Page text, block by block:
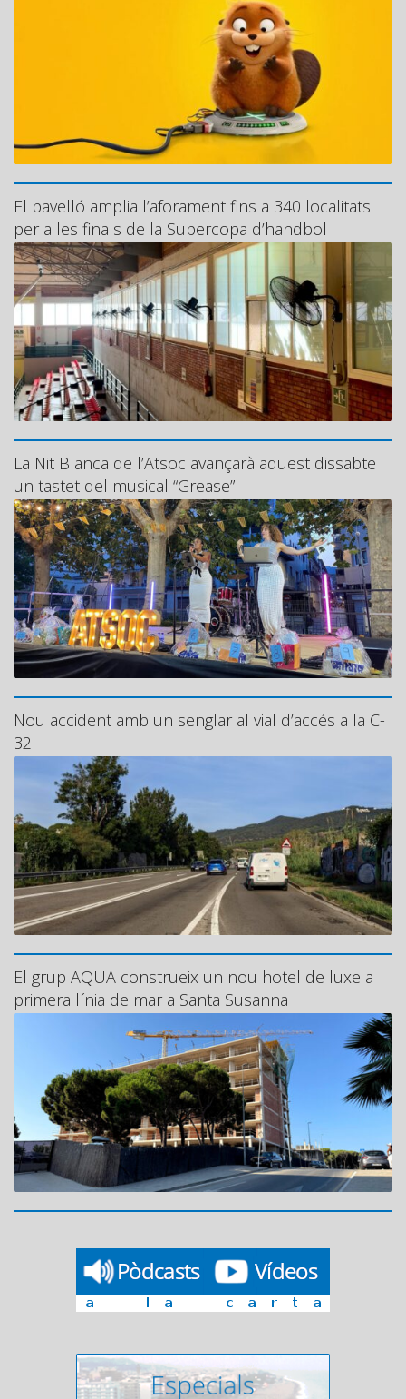
El pavelló amplia l’aforament fins a 340 localitats
per a les finals de la Supercopa d’handbol
La Nit Blanca de l’Atsoc avançarà aquest dissabte
un tastet del musical “Grease”
Nou accident amb un senglar al vial d’accés a la C-
32
El grup AQUA construeix un nou hotel de luxe a
primera línia de mar a Santa Susanna